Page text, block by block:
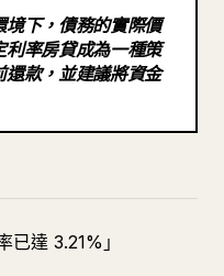
■ 11. 轉賣的方法，都放在官方 LINE 的圖文選單中
下，債務的實際價
率房貸成為一種策
款，並建議將資金
已達 3.21%」